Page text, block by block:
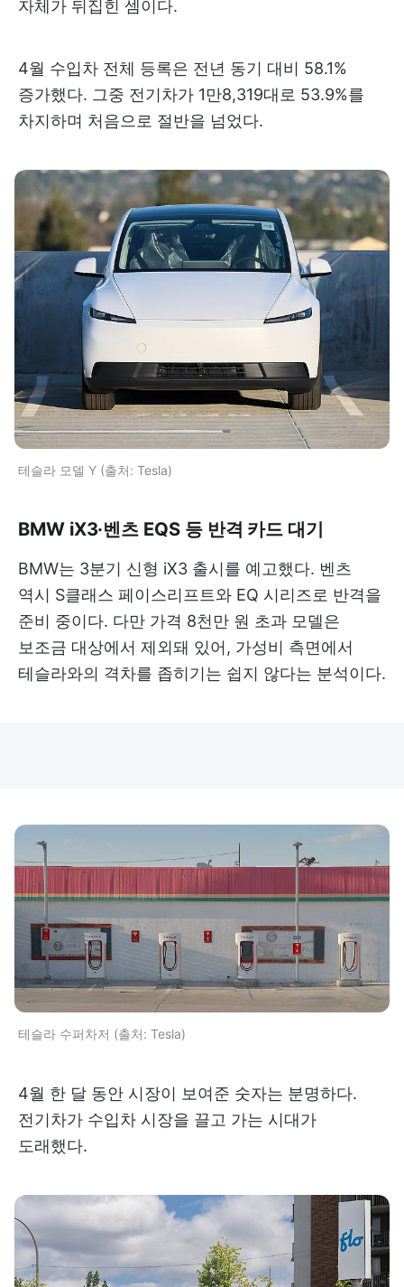
자체가 뒤집힌 셈이다.
4월 수입차 전체 등록은 전년 동기 대비 58.1%
증가했다. 그중 전기차가 1만8,319대로 53.9%를
차지하며 처음으로 절반을 넘었다.
테슬라 모델 Y (출처: Tesla)
BMW iX3·벤츠 EQS 등 반격 카드 대기
BMW는 3분기 신형 iX3 출시를 예고했다. 벤츠
역시 S클래스 페이스리프트와 EQ 시리즈로 반격을
준비 중이다. 다만 가격 8천만 원 초과 모델은
보조금 대상에서 제외돼 있어, 가성비 측면에서
테슬라와의 격차를 좁히기는 쉽지 않다는 분석이다.
테슬라 수퍼차저 (출처: Tesla)
4월 한 달 동안 시장이 보여준 숫자는 분명하다.
전기차가 수입차 시장을 끌고 가는 시대가
도래했다.